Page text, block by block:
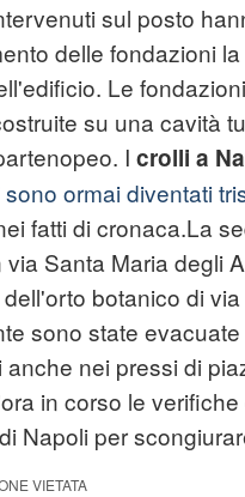
sul posto
delle fondazioni
Le
su una cavità
I crolli a
ormai diventati
fatti di cronaca.La
via Santa Maria degli
botanico di
sono state
anche nei pressi di
in corso le
Napoli per
VIETATA